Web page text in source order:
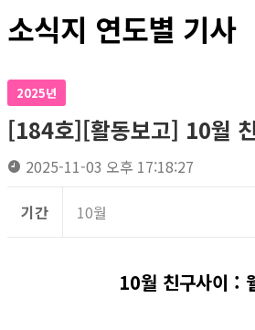
소식지 연도별 기사
2025년
[184호][활동보고] 10월
2025-11-03 오후 17:18:27
기간 10월
10월 친구사이 :